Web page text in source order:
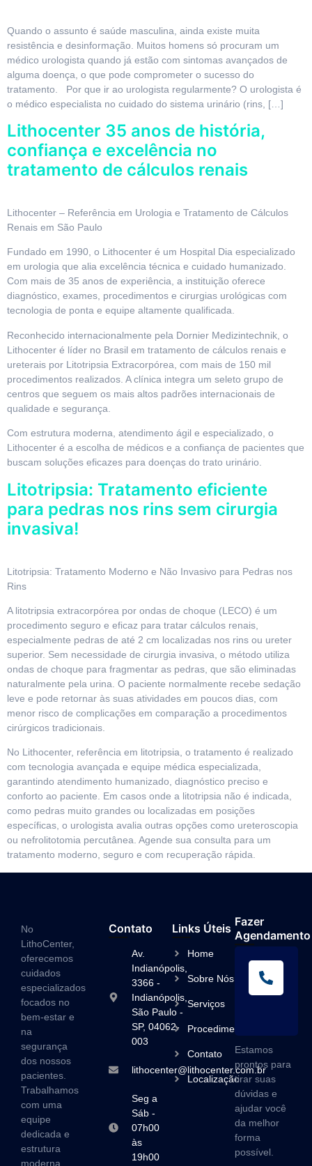
Quando o assunto é saúde masculina, ainda existe muita
resistência e desinformação. Muitos homens só procuram um
médico urologista quando já estão com sintomas avançados de
alguma doença, o que pode comprometer o sucesso do
tratamento. Por que ir ao urologista regularmente? O urologista é
o médico especialista no cuidado do sistema urinário (rins, […]
Lithocenter 35 anos de história,
confiança e excelência no
tratamento de cálculos renais
Lithocenter – Referência em Urologia e Tratamento de Cálculos
Renais em São Paulo
Fundado em 1990, o Lithocenter é um Hospital Dia especializado
em urologia que alia excelência técnica e cuidado humanizado.
Com mais de 35 anos de experiência, a instituição oferece
diagnóstico, exames, procedimentos e cirurgias urológicas com
tecnologia de ponta e equipe altamente qualificada.
Reconhecido internacionalmente pela Dornier Medizintechnik, o
Lithocenter é líder no Brasil em tratamento de cálculos renais e
ureterais por Litotripsia Extracorpórea, com mais de 150 mil
procedimentos realizados. A clínica integra um seleto grupo de
centros que seguem os mais altos padrões internacionais de
qualidade e segurança.
Com estrutura moderna, atendimento ágil e especializado, o
Lithocenter é a escolha de médicos e a confiança de pacientes que
buscam soluções eficazes para doenças do trato urinário.
Litotripsia: Tratamento eficiente
para pedras nos rins sem cirurgia
invasiva!
Litotripsia: Tratamento Moderno e Não Invasivo para Pedras nos
Rins
A litotripsia extracorpórea por ondas de choque (LECO) é um
procedimento seguro e eficaz para tratar cálculos renais,
especialmente pedras de até 2 cm localizadas nos rins ou ureter
superior. Sem necessidade de cirurgia invasiva, o método utiliza
ondas de choque para fragmentar as pedras, que são eliminadas
naturalmente pela urina. O paciente normalmente recebe sedação
leve e pode retornar às suas atividades em poucos dias, com
menor risco de complicações em comparação a procedimentos
cirúrgicos tradicionais.
No Lithocenter, referência em litotripsia, o tratamento é realizado
com tecnologia avançada e equipe médica especializada,
garantindo atendimento humanizado, diagnóstico preciso e
conforto ao paciente. Em casos onde a litotripsia não é indicada,
como pedras muito grandes ou localizadas em posições
específicas, o urologista avalia outras opções como ureteroscopia
ou nefrolitotomia percutânea. Agende sua consulta para um
tratamento moderno, seguro e com recuperação rápida.
No
LithoCenter,
oferecemos
cuidados
especializados
focados no
bem-estar e
na
segurança
dos nossos
pacientes.
Trabalhamos
com uma
equipe
dedicada e
estrutura
moderna
Contato
Av.
Indianópolis,
3366 -
Indianópolis,
São Paulo -
SP, 04062-
003
lithocenter@lithocenter.com.br
Seg a
Sáb -
07h00
às
19h00
Links Úteis
Home
Sobre Nós
Serviços
Procedimentos
Contato
Localização
Fazer
Agendamento
Estamos
prontos para
tirar suas
dúvidas e
ajudar você
da melhor
forma
possível.